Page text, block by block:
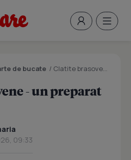
de bucate / Clatite brasovene - un preparat clasic
- un preparat
09:33